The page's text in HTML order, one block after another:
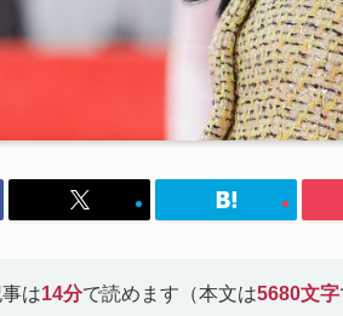
は14分で読めます（本文は5680文字